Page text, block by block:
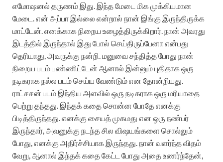
எமோஷனல் தருணம் இது. இந்த மேடை மிக முக்கியமான
மேடை. என் அப்பா இல்லை என்றால் நான் இங்கு இருந்திருக்க
மாட்டேன். எனக்காக நிறைய உழைத்திருக்கிறார். நான் அவரது
இடத்தில் இருந்தால் இது போல் செய்திருப்பேனா என்பது
தெரியாது, அவருக்கு நன்றி. மனுவை சந்தித்த போது நான்
நிறைய படம் பண்ணிட்டேன் ஆனால் இன்னும் புதிதாக ஒரு
நடிகராக நல்ல படம் செய்ய வேண்டும் என தோன்றியது.
ராட்சசன் படம் இந்திய அளவில் ஒரு நடிகராக ஒரு மரியாதை
பெற்று தந்தது. இந்தக் கதை சொன்ன போதே எனக்கு
பிடித்திருந்தது. எனக்கு சையத் முகமது என ஒரு நண்பர்
இருந்தார், அவனுக்கு நடந்த சில விஷயங்களை சொல்லும்
போது, எனக்கு அதிர்ச்சியாக இருந்தது. நான் வளர்ந்த விதம்
வேறு, ஆனால் இந்தக் கதை கேட்ட போது அதை உணர்ந்தேன்,